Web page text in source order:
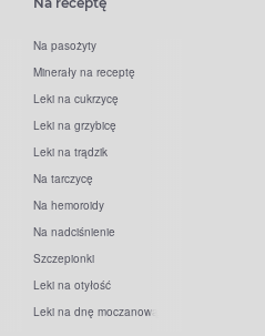
Na pasożyty
Minerały na receptę
Leki na cukrzycę
Leki na grzybicę
Leki na trądzik
Na tarczycę
Na hemoroidy
Na nadciśnienie
Szczepionki
Leki na otyłość
Leki na dnę moczanową